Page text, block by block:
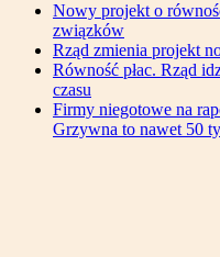
Nowy projekt o
związków
Rząd zmienia projekt
Równość płac. Rząd
czasu
Firmy niegotowe na
Grzywna to nawet 50